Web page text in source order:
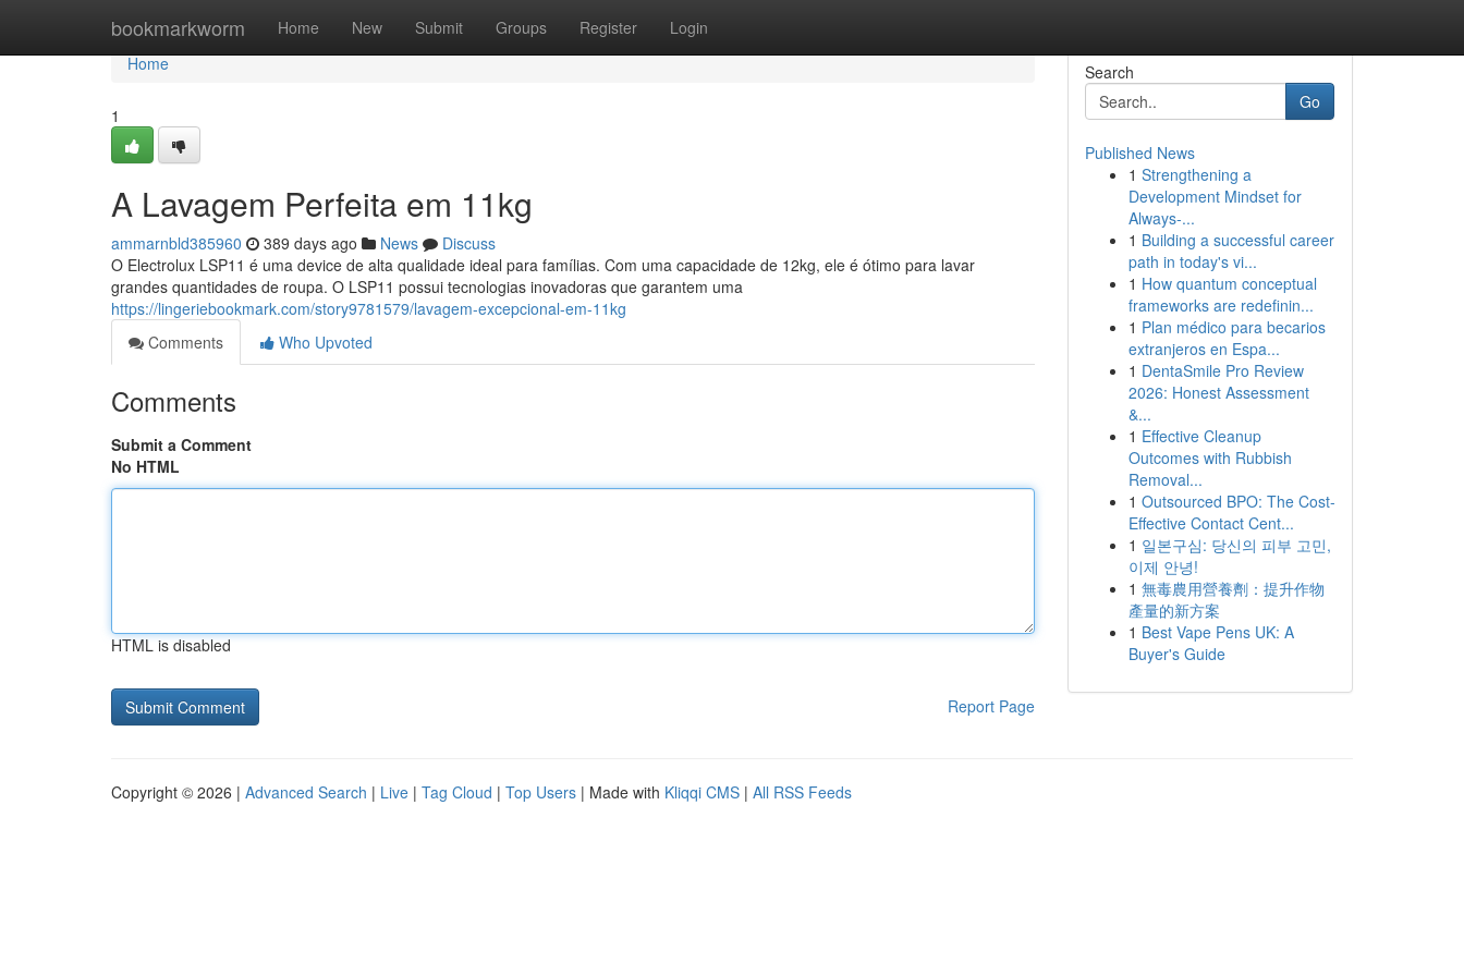
bookmarkworm Home New Submit Groups Register Login
Home
Home
1
A Lavagem Perfeita em 11kg
ammarnbld385960 389 days ago News
Discuss
O Electrolux LSP11 é uma device de alta qualidade ideal para famílias. Com uma capacidade de 12kg, ele é ótimo para lavar
grandes quantidades de roupa. O LSP11 possui tecnologias inovadoras que garantem uma
https://lingeriebookmark.com/story9781579/lavagem-excepcional-em-11kg
Comments
Who Upvoted
Comments
Submit a Comment
No HTML
HTML is disabled
Report Page
Search
Go
Published News
1 Strengthening a
Development Mindset for
Always‑...
1 Building a successful career
path in today's vi...
1 How quantum conceptual
frameworks are redefinin...
1 Plan médico para becarios
extranjeros en Espa...
1 DentaSmile Pro Review
2026: Honest Assessment
&...
1 Effective Cleanup
Outcomes with Rubbish
Removal...
1 Outsourced BPO: The Cost-
Effective Contact Cent...
1 일본구심: 당신의 피부 고민,
이제 안녕!
1 無毒農用營養劑：提升作物
產量的新方案
1 Best Vape Pens UK: A
Buyer's Guide
Copyright © 2026 | Advanced Search | Live | Tag Cloud | Top Users | Made with Kliqqi CMS | All RSS Feeds